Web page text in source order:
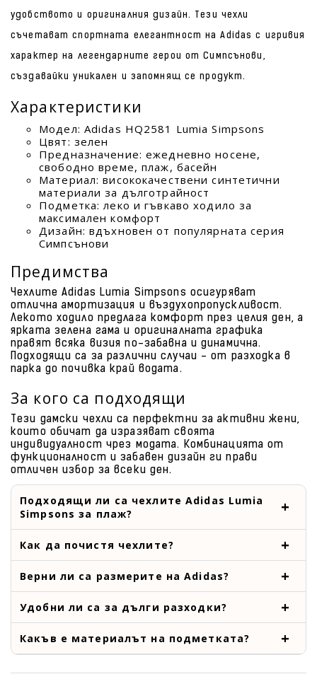
удобството и оригиналния дизайн. Тези чехли
съчетават спортната елегантност на Adidas с игривия
характер на легендарните герои от Симпсънови,
създавайки уникален и запомнящ се продукт.
Характеристики
Модел: Adidas HQ2581 Lumia Simpsons
Цвят: зелен
Предназначение: ежедневно носене,
свободно време, плаж, басейн
Материал: висококачествени синтетични
материали за дълготрайност
Подметка: леко и гъвкаво ходило за
максимален комфорт
Дизайн: вдъхновен от популярната серия
Симпсънови
Предимства
Чехлите Adidas Lumia Simpsons осигуряват
отлична амортизация и въздухопропускливост.
Лекото ходило предлага комфорт през целия ден, а
ярката зелена гама и оригиналната графика
правят всяка визия по-забавна и динамична.
Подходящи са за различни случаи - от разходка в
парка до почивка край водата.
За кого са подходящи
Тези дамски чехли са перфектни за активни жени,
които обичат да изразяват своята
индивидуалност чрез модата. Комбинацията от
функционалност и забавен дизайн ги прави
отличен избор за всеки ден.
Подходящи ли са чехлите Adidas Lumia
Simpsons за плаж?
Как да почистя чехлите?
Верни ли са размерите на Adidas?
Удобни ли са за дълги разходки?
Какъв е материалът на подметката?